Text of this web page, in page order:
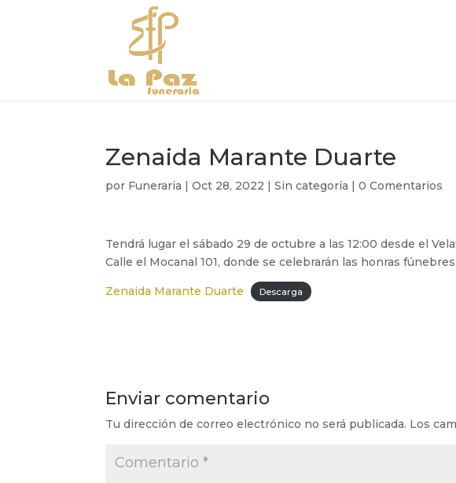
Zenaida Marante Duarte
por Funeraria |Oct 28, 2022 |Sin categoría |0 Comentarios
Tendrá lugar el sábado 29 de octubre a las 12:00 desde el
Calle el Mocanal 101, donde se celebrarán las honras
Zenaida Marante Duarte Descarga
Enviar comentario
Tu dirección de correo electrónico no será publicada. Los